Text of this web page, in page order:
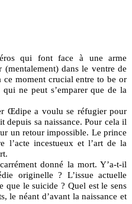
qui font face à une arme
dans le ventre de
ce moment crucial entre to be or
ne peut s’emparer que de la
Œdipe a voulu se réfugier pour
sa naissance. Pour cela il
un retour impossible. Le prince
l’acte incestueux et l’art de la
donné la mort. Y’a-t-il
originelle ? L’issue actuelle
que le suicide ? Quel est le sens
le néant d’avant la naissance et